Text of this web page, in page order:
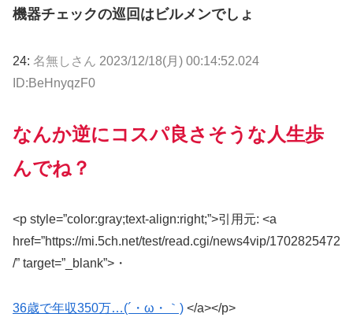
機器チェックの巡回はビルメンでしょ
24: 名無しさん 2023/12/18(月) 00:14:52.024
ID:BeHnyqzF0
なんか逆にコスパ良さそうな人生歩
んでね？
<p style=”color:gray;text-align:right;”>引用元: <a
href=”https://mi.5ch.net/test/read.cgi/news4vip/1702825472
/” target=”_blank”>・
36歳で年収350万…(´・ω・｀) </a></p>